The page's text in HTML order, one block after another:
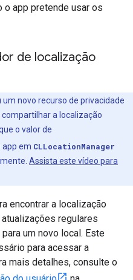
o app pretende usar os
de localização
um novo recurso de privacidade
a localização
o valor de
app em CLLocationManager
Assista este vídeo para
encontrar a localização
regulares
um novo local. Este
para acessar a
mais detalhes, consulte o